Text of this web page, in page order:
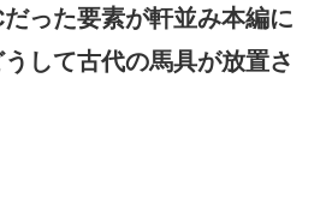
った要素が軒並み本編に
して古代の馬具が放置さ